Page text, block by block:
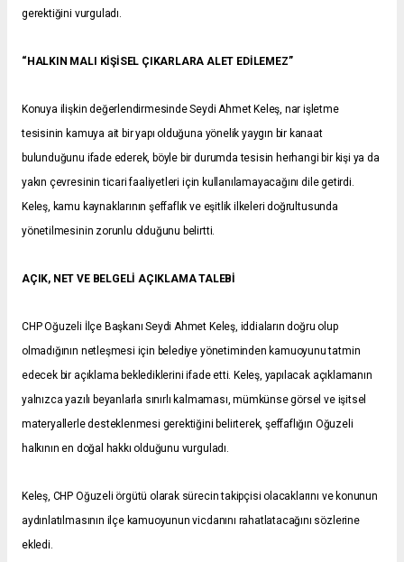
gerektiğini vurguladı.
“HALKIN MALI KİŞİSEL ÇIKARLARA ALET EDİLEMEZ”
Konuya ilişkin değerlendirmesinde Seydi Ahmet Keleş, nar işletme
tesisinin kamuya ait bir yapı olduğuna yönelik yaygın bir kanaat
bulunduğunu ifade ederek, böyle bir durumda tesisin herhangi bir kişi ya da
yakın çevresinin ticari faaliyetleri için kullanılamayacağını dile getirdi.
Keleş, kamu kaynaklarının şeffaflık ve eşitlik ilkeleri doğrultusunda
yönetilmesinin zorunlu olduğunu belirtti.
AÇIK, NET VE BELGELİ AÇIKLAMA TALEBİ
CHP Oğuzeli İlçe Başkanı Seydi Ahmet Keleş, iddiaların doğru olup
olmadığının netleşmesi için belediye yönetiminden kamuoyunu tatmin
edecek bir açıklama beklediklerini ifade etti. Keleş, yapılacak açıklamanın
yalnızca yazılı beyanlarla sınırlı kalmaması, mümkünse görsel ve işitsel
materyallerle desteklenmesi gerektiğini belirterek, şeffaflığın Oğuzeli
halkının en doğal hakkı olduğunu vurguladı.
Keleş, CHP Oğuzeli örgütü olarak sürecin takipçisi olacaklarını ve konunun
aydınlatılmasının ilçe kamuoyunun vicdanını rahatlatacağını sözlerine
ekledi.